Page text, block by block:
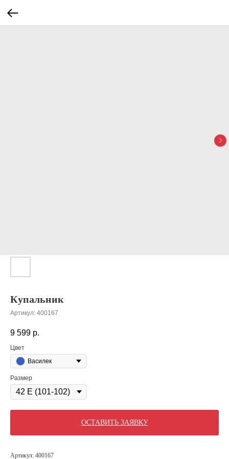
Купальник
Артикул: 400167
9 599 р.
Цвет
Василек
Размер
ОСТАВИТЬ ЗАЯВКУ
Артикул: 400167